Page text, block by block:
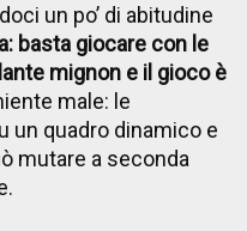
un po’ di abitudine
basta giocare con le
mignon e il gioco è
male: le
un quadro dinamico e
mutare a seconda